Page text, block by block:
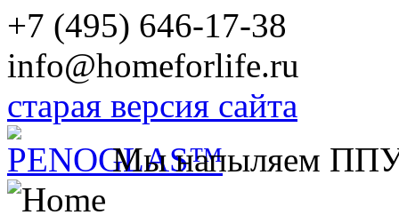
+7 (495) 646-17-38
info@homeforlife.ru
старая версия сайта
Мы напыляем